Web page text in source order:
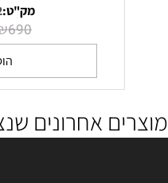
מק"ט:
690
מוצרים אחרונים